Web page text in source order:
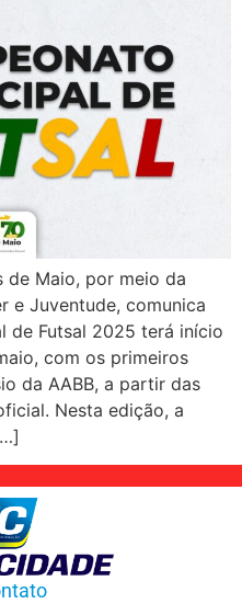
de Maio, por meio da
e Juventude, comunica
de Futsal 2025 terá início
com os primeiros
da AABB, a partir das
Nesta edição, a